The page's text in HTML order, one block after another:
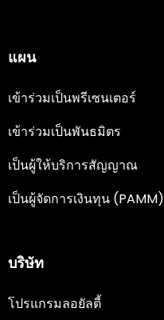
แผน
เข้าร่วมเป็นพรีเซนเตอร์
เข้าร่วมเป็นพันธมิตร
เป็นผู้ให้บริการสัญญาณ
เป็นผู้จัดการเงินทุน (PAMM)
บริษัท
โปรแกรมลอยัลตี้